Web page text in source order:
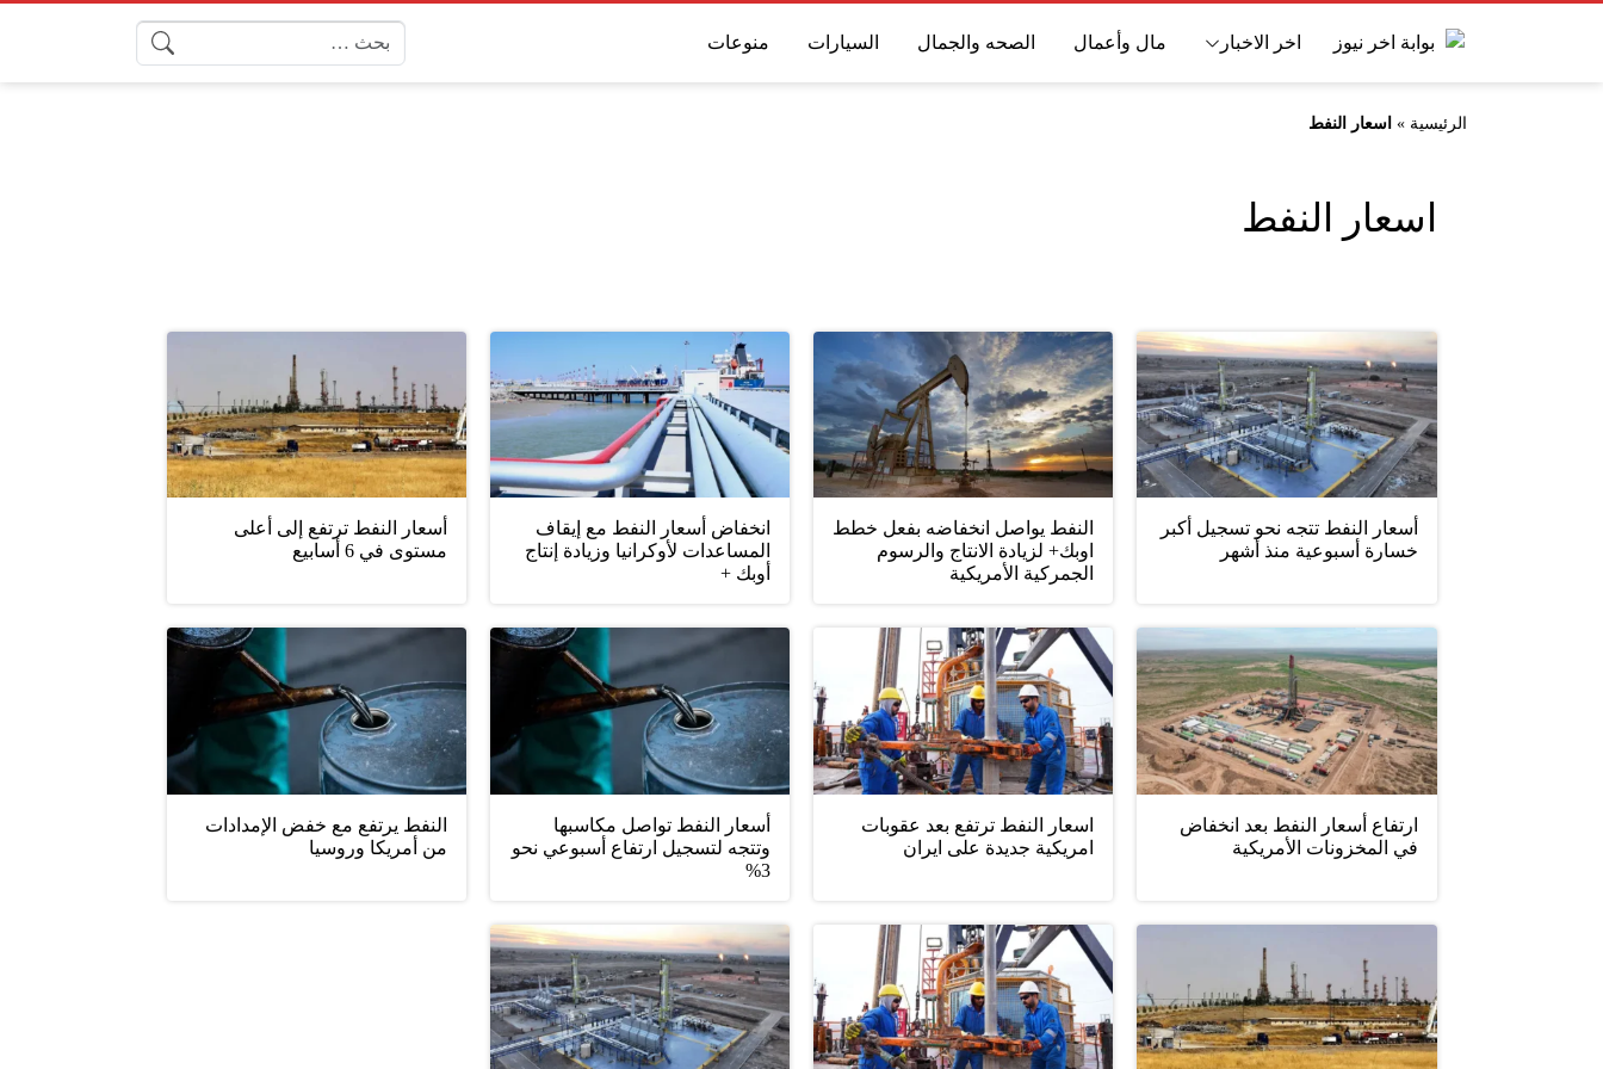
اخر الاخبار مال وأعمال الصحه والجمال السيارات منوعات
الرئيسية » اسعار النفط
اسعار النفط
أسعار النفط تتجه نحو تسجيل أكبر
خسارة أسبوعية منذ أشهر
النفط يواصل انخفاضه بفعل خطط
اوبك+ لزيادة الانتاج والرسوم
الجمركية الأمريكية
انخفاض أسعار النفط مع إيقاف
المساعدات لأوكرانيا وزيادة إنتاج
أوبك +
أسعار النفط ترتفع إلى أعلى
مستوى في 6 أسابيع
ارتفاع أسعار النفط بعد انخفاض
في المخزونات الأمريكية
اسعار النفط ترتفع بعد عقوبات
امريكية جديدة على ايران
أسعار النفط تواصل مكاسبها
وتتجه لتسجيل ارتفاع أسبوعي نحو
3%
النفط يرتفع مع خفض الإمدادات
من أمريكا وروسيا